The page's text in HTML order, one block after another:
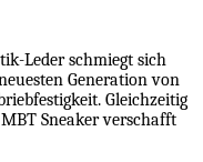
Leder schmiegt sich
Generation von
Gleichzeitig
Sneaker verschafft